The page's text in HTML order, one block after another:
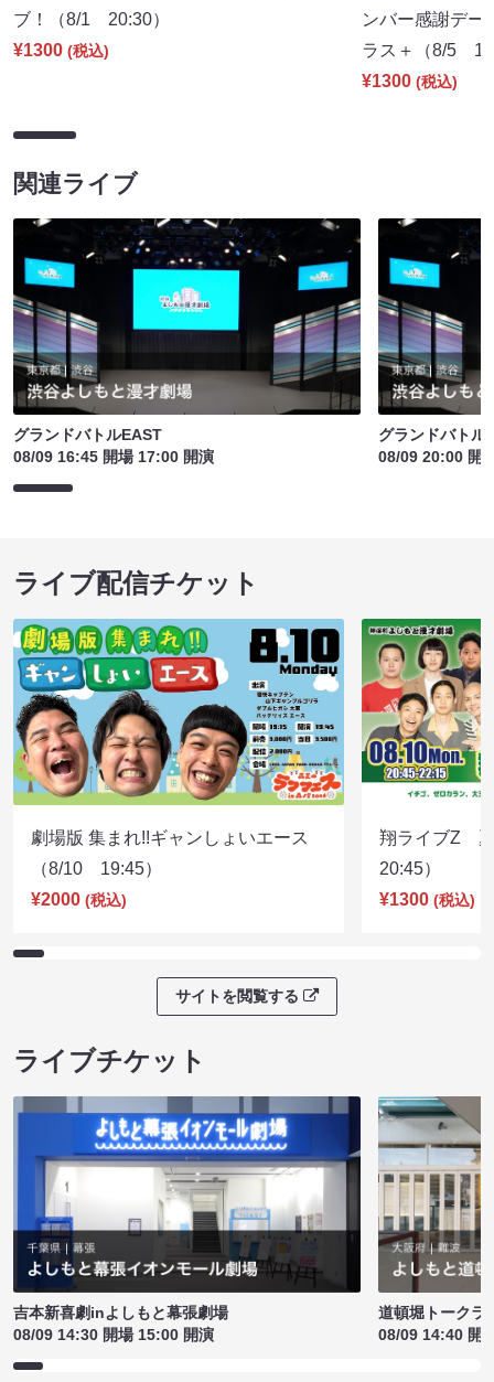
ブ！（8/1 20:30）
¥1300 (税込)
ンバー感謝デー
ラス＋（8/5
¥1300 (税込)
関連ライブ
グランドバトルEAST
08/09 16:45 開場 17:00 開演
グランドバトル
08/09 20:00 開
ライブ配信チケット
劇場版 集まれ!!ギャンしょいエース
（8/10 19:45）
¥2000 (税込)
翔ライブZ
20:45）
¥1300 (税込)
サイトを閲覧する
ライブチケット
吉本新喜劇inよしもと幕張劇場
08/09 14:30 開場 15:00 開演
道頓堀トークラ
08/09 14:40 開